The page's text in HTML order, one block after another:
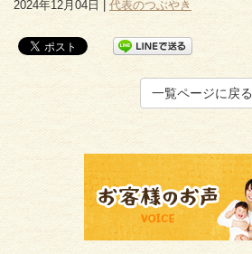
2024年12月04日 |代表のつぶやき
一覧ページに戻る